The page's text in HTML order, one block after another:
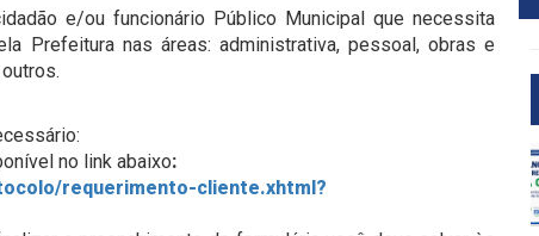
e/ou funcionário Público Municipal que necessita
Prefeitura nas áreas: administrativa, pessoal, obras e
no link abaixo:
requerimento-cliente.xhtml?